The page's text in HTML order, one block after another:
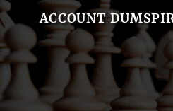
ACCOUNT